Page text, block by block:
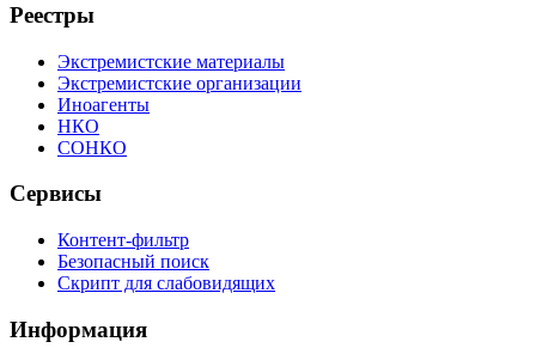
Реестры
Экстремистские материалы
Экстремистские организации
Иноагенты
НКО
СОНКО
Сервисы
Контент-фильтр
Безопасный поиск
Скрипт для слабовидящих
Информация